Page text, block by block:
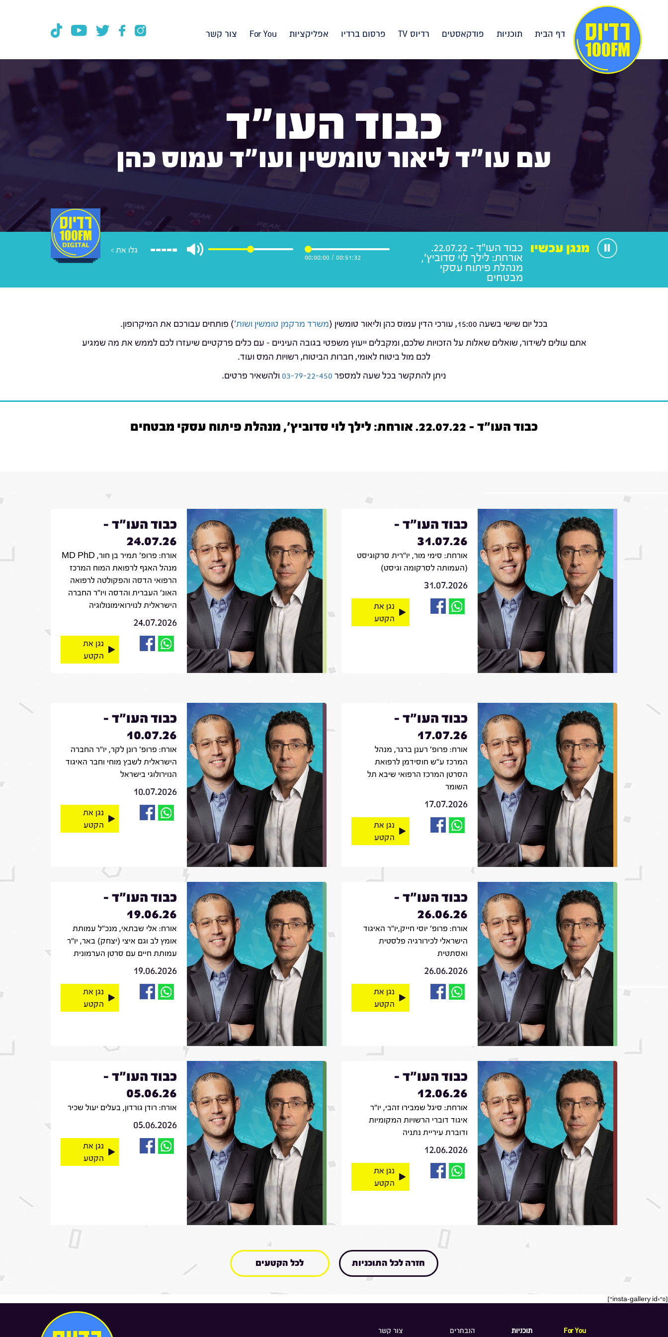
דף הבית תוכניות פודקאסטים רדיוס TV פרסום ברדיו אפליקציות For You צור קשר
כבוד העו"ד
עם עו"ד ליאור טומשין ועו"ד עמוס כהן
גלו את >
00:51:32
/
00:00:00
מנגן עכשיו כבוד העו"ד - 22.07.22.
אורחת: לילך לוי סדוביץ',
מנהלת פיתוח עסקי
מבטחים
בכל יום שישי בשעה 15:00, עורכי הדין עמוס כהן וליאור טומשין ( משרד מרקמן טומשין ושות') פותחים עבורכם את המיקרופון.
אתם עולים לשידור, שואלים שאלות על הזכויות שלכם, ומקבלים ייעוץ משפטי בגובה העיניים – עם כלים פרקטיים שיעזרו לכם לממש את מה שמגיע
לכם מול ביטוח לאומי, חברות הביטוח, רשויות המס ועוד.
ניתן להתקשר בכל שעה למספר 03-79-22-450 ולהשאיר פרטים.
כבוד העו"ד - 22.07.22. אורחת: לילך לוי סדוביץ', מנהלת פיתוח עסקי מבטחים
כבוד העו"ד -
31.07.26
אורחת: סימי מור, יו"רית סרקוגיסט
(העמותה לסרקומה וגיסט)
31.07.2026
נגן את
הקטע
כבוד העו"ד -
24.07.26
אורח: פרופ' תמיר בן חור, MD PhD
מנהל האגף לרפואת המוח המרכז
הרפואי הדסה והפקולטה לרפואה
האונ' העברית והדסה ויו"ר החברה
הישראלית לנוירואימונולוגיה
24.07.2026
נגן את
הקטע
כבוד העו"ד -
17.07.26
אורח: פרופ' רענן ברגר, מנהל
המרכז ע"ש חוסידמן לרפואת
הסרטן המרכז הרפואי שיבא תל
השומר
17.07.2026
נגן את
הקטע
כבוד העו"ד -
10.07.26
אורח: פרופ' רונן לקר, יו"ר החברה
הישראלית לשבץ מוחי וחבר האיגוד
הנוירולוגי בישראל
10.07.2026
נגן את
הקטע
כבוד העו"ד -
26.06.26
אורח: פרופ' יוסי חייק,יו"ר האיגוד
הישראלי לכירורגיה פלסטית
ואסתטית
26.06.2026
נגן את
הקטע
כבוד העו"ד -
19.06.26
אורח: אלי שבתאי, מנכ"ל עמותת
אומץ לב וגם איצי (יצחק) באר, יו"ר
עמותת חיים עם סרטן הערמונית
19.06.2026
נגן את
הקטע
כבוד העו"ד -
12.06.26
אורחת: סיגל שמבירו זהבי, יו"ר
איגוד דוברי הרשויות המקומיות
ודוברת עיריית נתניה
12.06.2026
נגן את
הקטע
כבוד העו"ד -
05.06.26
אורח: רודן גורדון, בעלים יעול שכיר
05.06.2026
נגן את
הקטע
חזרה לכל התוכניות לכל הקטעים
[insta-gallery id="0"]
For You תוכניות הנבחרים צור קשר